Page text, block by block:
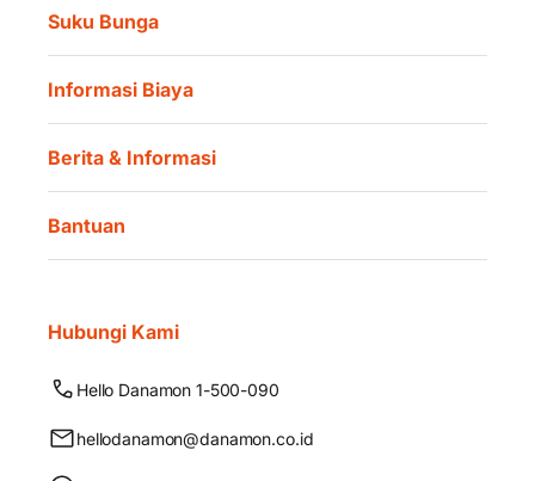
Suku Bunga
Informasi Biaya
Berita & Informasi
Bantuan
Hubungi Kami
Hello Danamon 1-500-090
hellodanamon@danamon.co.id